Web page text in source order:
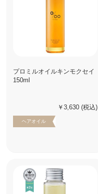
プロミルオイルキンモクセイ
150ml
￥3,630 (税込)
ヘアオイル